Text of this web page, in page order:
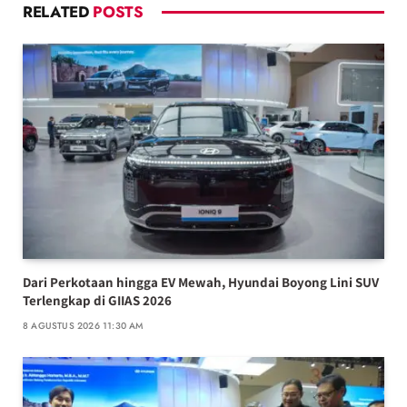
RELATED POSTS
Dari Perkotaan hingga EV Mewah, Hyundai Boyong Lini SUV
Terlengkap di GIIAS 2026
8 AGUSTUS 2026 11:30 AM